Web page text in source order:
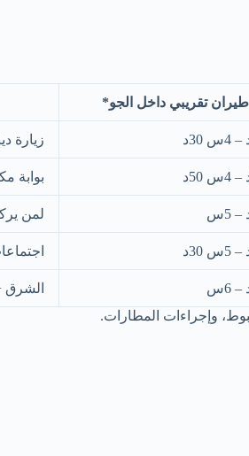
تقريبي داخل الجو*
زيارة
بوابة
لمن
الشرق
وإجراءات المطارات.